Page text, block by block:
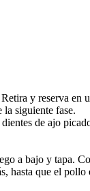
y reserva en
la siguiente fase.
de ajo
a bajo y tapa.
hasta que el pollo